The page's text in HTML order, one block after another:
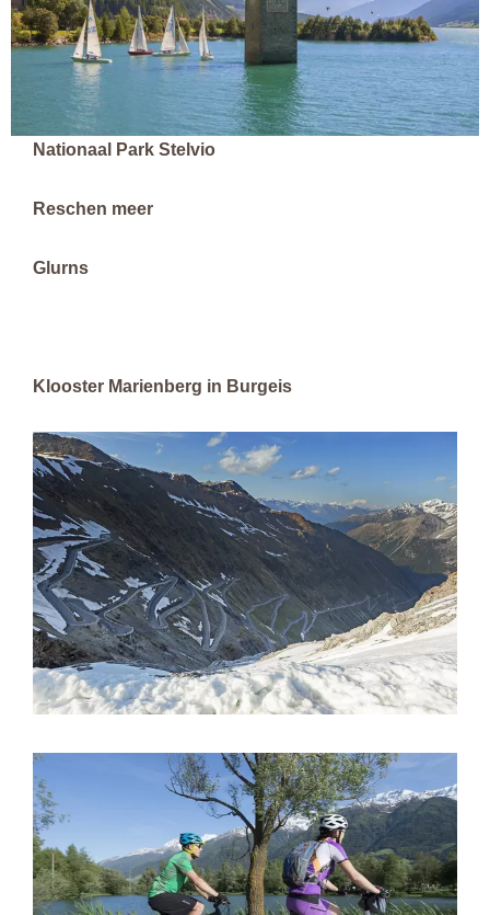
Nationaal Park Stelvio
Reschen meer
Glurns
Klooster Marienberg in Burgeis